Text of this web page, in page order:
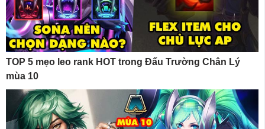
TOP 5 mẹo leo rank HOT trong Đấu Trường Chân Lý
mùa 10